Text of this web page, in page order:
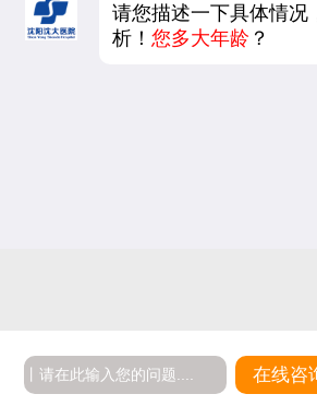
请您描述一下具体情况
析！您多大年龄 ？
在线咨